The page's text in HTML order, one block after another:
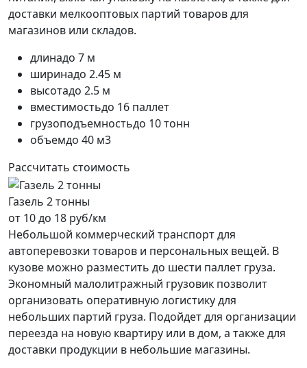
доставки мелкооптовых партий товаров для
магазинов или складов.
длинадо 7 м
ширинадо 2.45 м
высотадо 2.5 м
вместимостьдо 16 паллет
грузоподъемностьдо 10 тонн
объемдо 40 м3
Рассчитать стоимость
Газель 2 тонны
от 10 до 18 руб/км
Небольшой коммерческий транспорт для
автоперевозки товаров и персональных вещей. В
кузове можно разместить до шести паллет груза.
Экономный малолитражный грузовик позволит
организовать оперативную логистику для
небольших партий груза. Подойдет для организации
переезда на новую квартиру или в дом, а также для
доставки продукции в небольшие магазины.